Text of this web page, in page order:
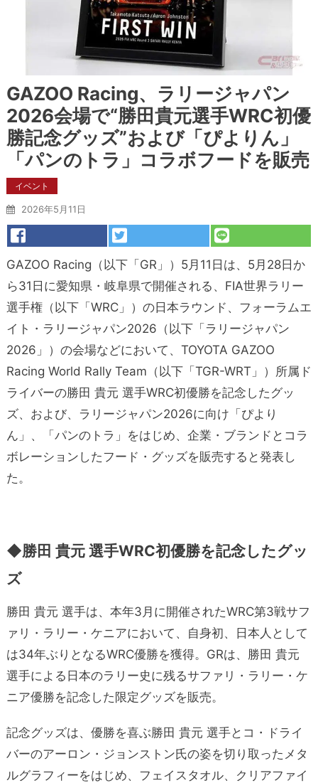
GAZOO Racing、ラリージャパン
2026会場で“勝田貴元選手WRC初優
勝記念グッズ”および「ぴよりん」
「パンのトラ」コラボフードを販売
イベント
2026年5月11日
GAZOO Racing（以下「GR」）5月11日は、5月28日か
ら31日に愛知県・岐阜県で開催される、FIA世界ラリー
選手権（以下「WRC」）の日本ラウンド、フォーラムエ
イト・ラリージャパン2026（以下「ラリージャパン
2026」）の会場などにおいて、TOYOTA GAZOO
Racing World Rally Team（以下「TGR-WRT」）所属ド
ライバーの勝田 貴元 選手WRC初優勝を記念したグッ
ズ、および、ラリージャパン2026に向け「ぴより
ん」、「パンのトラ」をはじめ、企業・ブランドとコラ
ボレーションしたフード・グッズを販売すると発表し
た。
◆勝田 貴元 選手WRC初優勝を記念したグッ
ズ
勝田 貴元 選手は、本年3月に開催されたWRC第3戦サフ
ァリ・ラリー・ケニアにおいて、自身初、日本人として
は34年ぶりとなるWRC優勝を獲得。GRは、勝田 貴元
選手による日本のラリー史に残るサファリ・ラリー・ケ
ニア優勝を記念した限定グッズを販売。
記念グッズは、優勝を喜ぶ勝田 貴元 選手とコ・ドライ
バーのアーロン・ジョンストン氏の姿を切り取ったメタ
ルグラフィーをはじめ、フェイスタオル、クリアファイ